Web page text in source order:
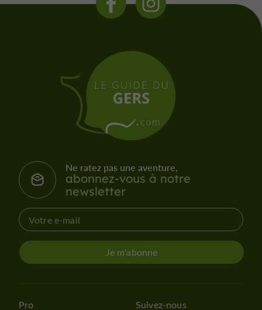
Ne ratez pas une aventure,
abonnez-vous à notre
newsletter
Je m'abonne
Pro Suivez-nous